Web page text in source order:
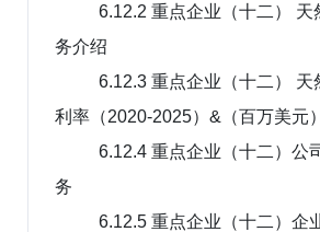
6.12.2 重点企业（十二） 天
务介绍
6.12.3 重点企业（十二） 天
利率（2020-2025）&（百万美元）
6.12.4 重点企业（十二）公
务
6.12.5 重点企业（十二）企